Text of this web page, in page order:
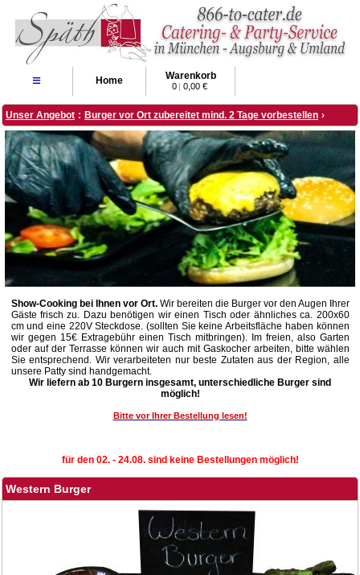
≡ Home Warenkorb
0 | 0,00 €
Unser Angebot : Burger vor Ort zubereitet mind. 2 Tage vorbestellen ›
Show-Cooking bei Ihnen vor Ort.Wir bereiten die Burger vor den Augen Ihrer
Gäste frisch zu. Dazu benötigen wir einen Tisch oder ähnliches ca. 200x60
cm und eine 220V Steckdose. (sollten Sie keine Arbeitsfläche haben können
wir gegen 15€ Extragebühr einen Tisch mitbringen). Im freien, also Garten
oder auf der Terrasse können wir auch mit Gaskocher arbeiten, bitte wählen
Sie entsprechend. Wir verarbeiteten nur beste Zutaten aus der Region, alle
unsere Patty sind handgemacht.
Wir liefern ab 10 Burgern insgesamt, unterschiedliche Burger sind
möglich!
Bitte vor Ihrer Bestellung lesen!
für den 02. - 24.08. sind keine Bestellungen möglich!
Western Burger